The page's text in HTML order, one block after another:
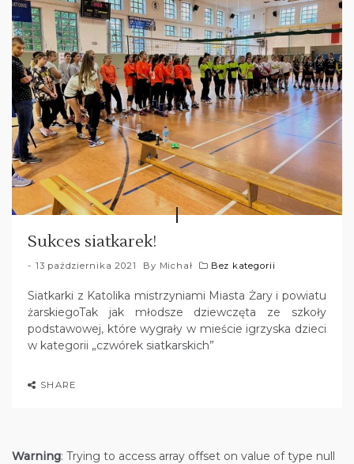
Sukces siatkarek!
13 października 2021 By Michał Bez kategorii
Siatkarki z Katolika mistrzyniami Miasta Żary i powiatu
żarskiegoTak jak młodsze dziewczęta ze szkoły
podstawowej, które wygrały w mieście igrzyska dzieci
w kategorii „czwórek siatkarskich”
SHARE
Warning: Trying to access array offset on value of type null